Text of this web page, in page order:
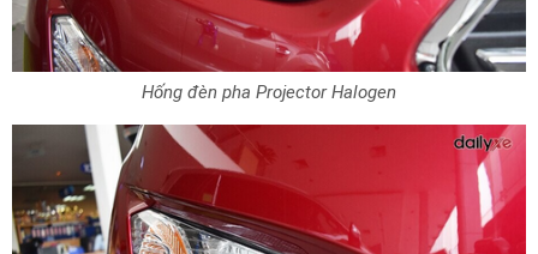
Hống đèn pha Projector Halogen